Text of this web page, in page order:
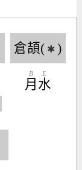
倉頡( ✱ )
月
B
水
E